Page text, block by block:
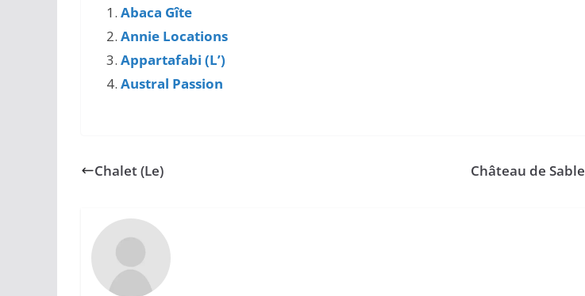
Abaca Gîte
Annie Locations
Appartafabi (L’)
Austral Passion
Chalet (Le) Château de Sable